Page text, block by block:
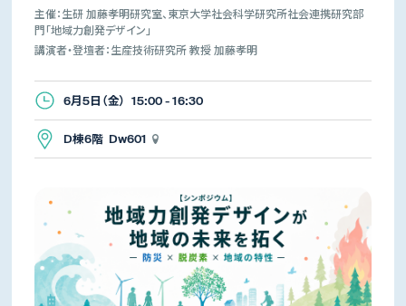
主催：生研 加藤孝明研究室、東京大学社会科学研究所社会連携研究部
門「地域力創発デザイン」
講演者・登壇者：生産技術研究所 教授 加藤孝明
6月5日（金） 15:00 - 16:30
D棟6階 Dw601